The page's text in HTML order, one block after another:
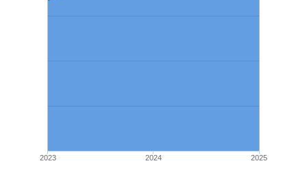
2023 2024 2025